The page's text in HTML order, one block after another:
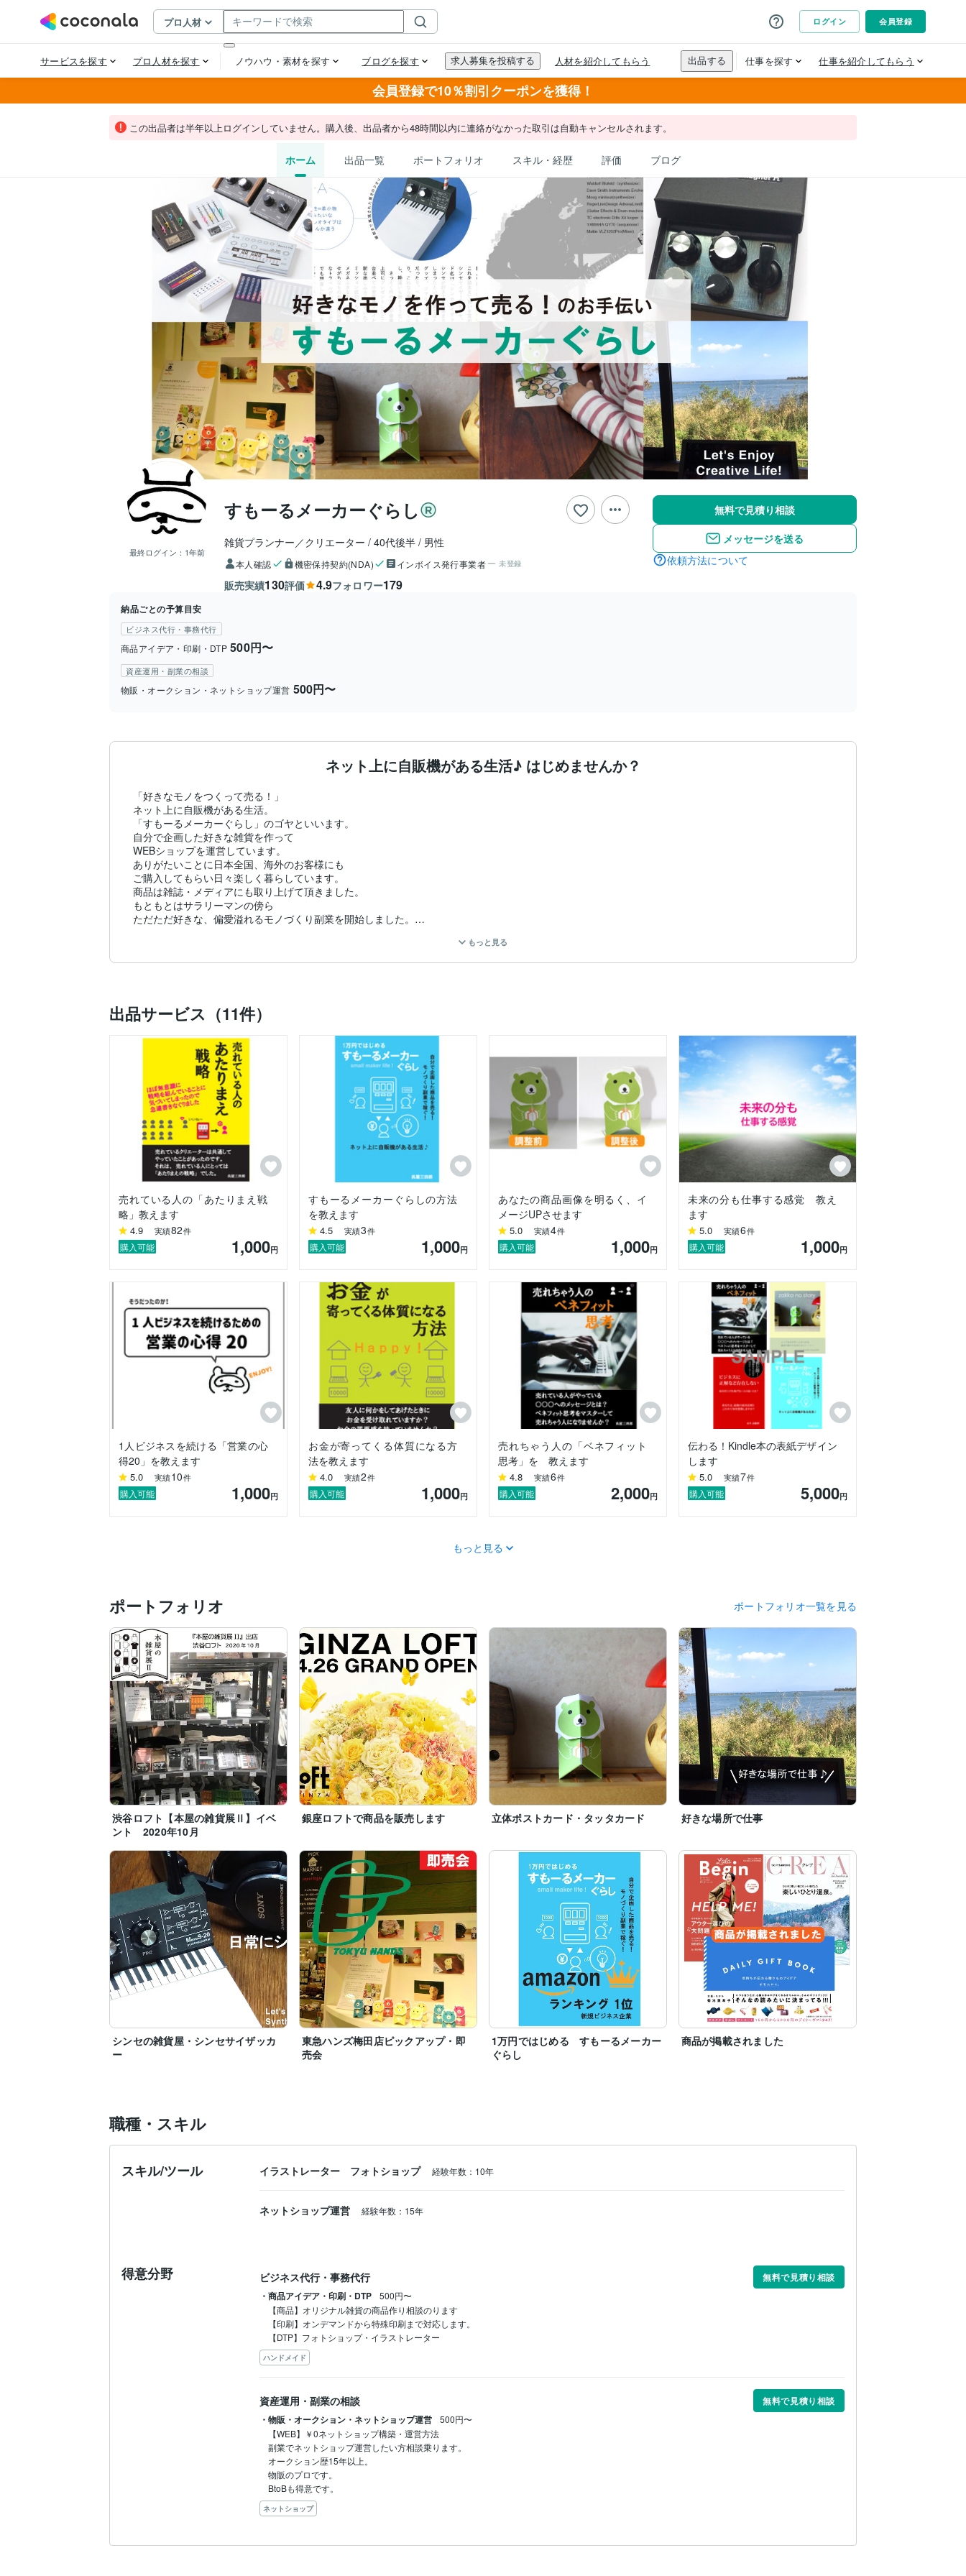
会員登録で10％割引クーポンを獲得！
この出品者は半年以上ログインしていません。購入後、出品者から48時間以内に連絡がなかった取引は自動キャンセルされます。
ホーム 出品一覧 ポートフォリオ スキル・経歴 評価 ブログ
最終ログイン： 1年前
すもーるメーカーぐらし
雑貨プランナー／クリエーター 40代後半 男性
本人確認 機密保持契約(NDA) インボイス発行事業者 未登録
販売実績130評価 4.9フォロワー179
無料で見積り相談
メッセージを送る
依頼方法について
納品ごとの予算目安
ビジネス代行・事務代行
商品アイデア・印刷・DTP 500円〜
資産運用・副業の相談
物販・オークション・ネットショップ運営 500円〜
ネット上に自販機がある生活♪ はじめませんか？
「好きなモノをつくって売る！」
ネット上に自販機がある生活。
「すもーるメーカーぐらし」のゴヤといいます。
自分で企画した好きな雑貨を作って
WEBショップを運営しています。
ありがたいことに日本全国、海外のお客様にも
ご購入してもらい日々楽しく暮らしています。
商品は雑誌・メディアにも取り上げて頂きました。
もともとはサラリーマンの傍ら
ただただ好きな、偏愛溢れるモノづくり副業を開始しました。
そして、 ネット上に自販機がある
「好きなモノづくりで稼ぎたい人」の役に立ちたい。
世に出るお手伝いができれば
こんなにうれしいことはありません。
「好きなモノをつくって売れる」を実現させましょう！
よろしくお願いします。
商品や活動実績は「すもーるメーカーぐらし」
サイトをご覧ください。
もっと見る
出品サービス（11件）
売れている人の「あたりまえ戦
略」教えます
4.9 実績82件
購入可能 1,000円
すもーるメーカーぐらしの方法
を教えます
4.5 実績3件
購入可能 1,000円
あなたの商品画像を明るく、イ
メージUPさせます
5.0 実績4件
購入可能 1,000円
未来の分も仕事する感覚 教え
ます
5.0 実績6件
購入可能 1,000円
1人ビジネスを続ける「営業の心
得20」を教えます
5.0 実績10件
購入可能 1,000円
お金が寄ってくる体質になる方
法を教えます
4.0 実績2件
購入可能 1,000円
売れちゃう人の「ベネフィット
思考」を 教えます
4.8 実績6件
購入可能 2,000円
伝わる！Kindle本の表紙デザイン
します
5.0 実績7件
購入可能 5,000円
もっと見る
ポートフォリオ ポートフォリオ一覧を見る
渋谷ロフト【本屋の雑貨展Ⅱ】イベ
ント 2020年10月
銀座ロフトで商品を販売します 立体ポストカード・タッタカード 好きな場所で仕事
シンセの雑貨屋・シンセサイザッカ
ー
東急ハンズ梅田店ピックアップ・即
売会
1万円ではじめる すもーるメーカー
ぐらし
商品が掲載されました
職種・スキル
スキル/ツール イラストレーター フォトショップ 経験年数：10年
ネットショップ運営 経験年数：15年
得意分野 ビジネス代行・事務代行
無料で見積り相談
・商品アイデア・印刷・DTP
500円〜
【商品】オリジナル雑貨の商品作り相談のります
【印刷】オンデマンドから特殊印刷まで対応します。
ハンドメイド
資産運用・副業の相談
無料で見積り相談
・物販・オークション・ネットショップ運営
500円〜
【WEB】￥0ネットショップ構築・運営方法
副業でネットショップ運営したい方相談乗ります。
オークション歴15年以上。
物販のプロです。
ネットショップ